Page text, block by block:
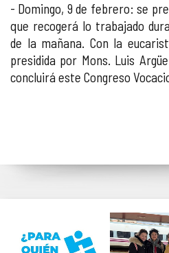
- Domingo, 9 de febrero: se
que recogerá lo trabajado
de la mañana. Con la
presidida por Mons. Luis
concluirá este Congreso